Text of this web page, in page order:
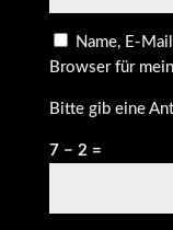
Name, E-
Browser für
Bitte gib eine
7 − 2 =